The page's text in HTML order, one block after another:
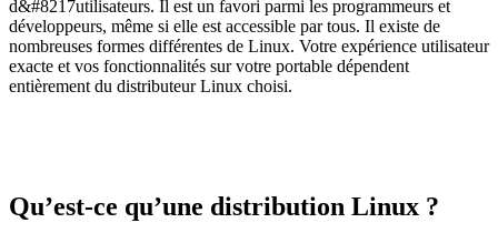
d&#8217utilisateurs. Il est un favori parmi les programmeurs et
développeurs, même si elle est accessible par tous. Il existe de
nombreuses formes différentes de Linux. Votre expérience utilisateur
exacte et vos fonctionnalités sur votre portable dépendent
entièrement du distributeur Linux choisi.
Qu’est-ce qu’une distribution Linux ?